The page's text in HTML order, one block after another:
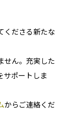
くださる新たな
せん。充実した
サポートしま
からご連絡くだ